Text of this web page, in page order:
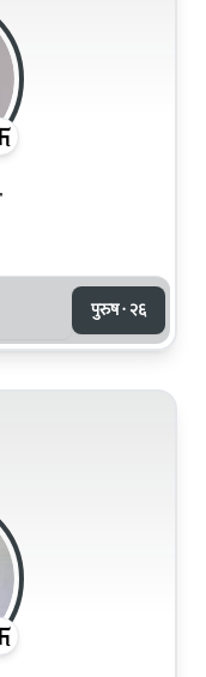
पुरुष · २६